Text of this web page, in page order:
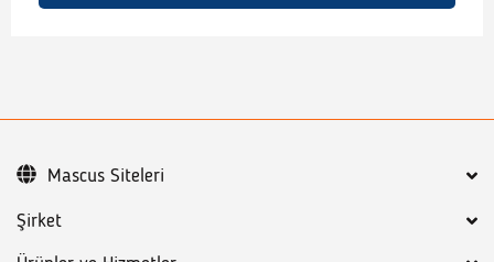
Şirket
Mascus Siteleri